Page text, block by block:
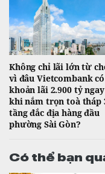
Không chỉ lãi lớn từ
vì đâu Vietcombank có
khoản lãi 2.900 tỷ
khi nắm trọn toà tháp
tầng đắc địa hàng đầu
phường Sài Gòn?
Có thể bạn